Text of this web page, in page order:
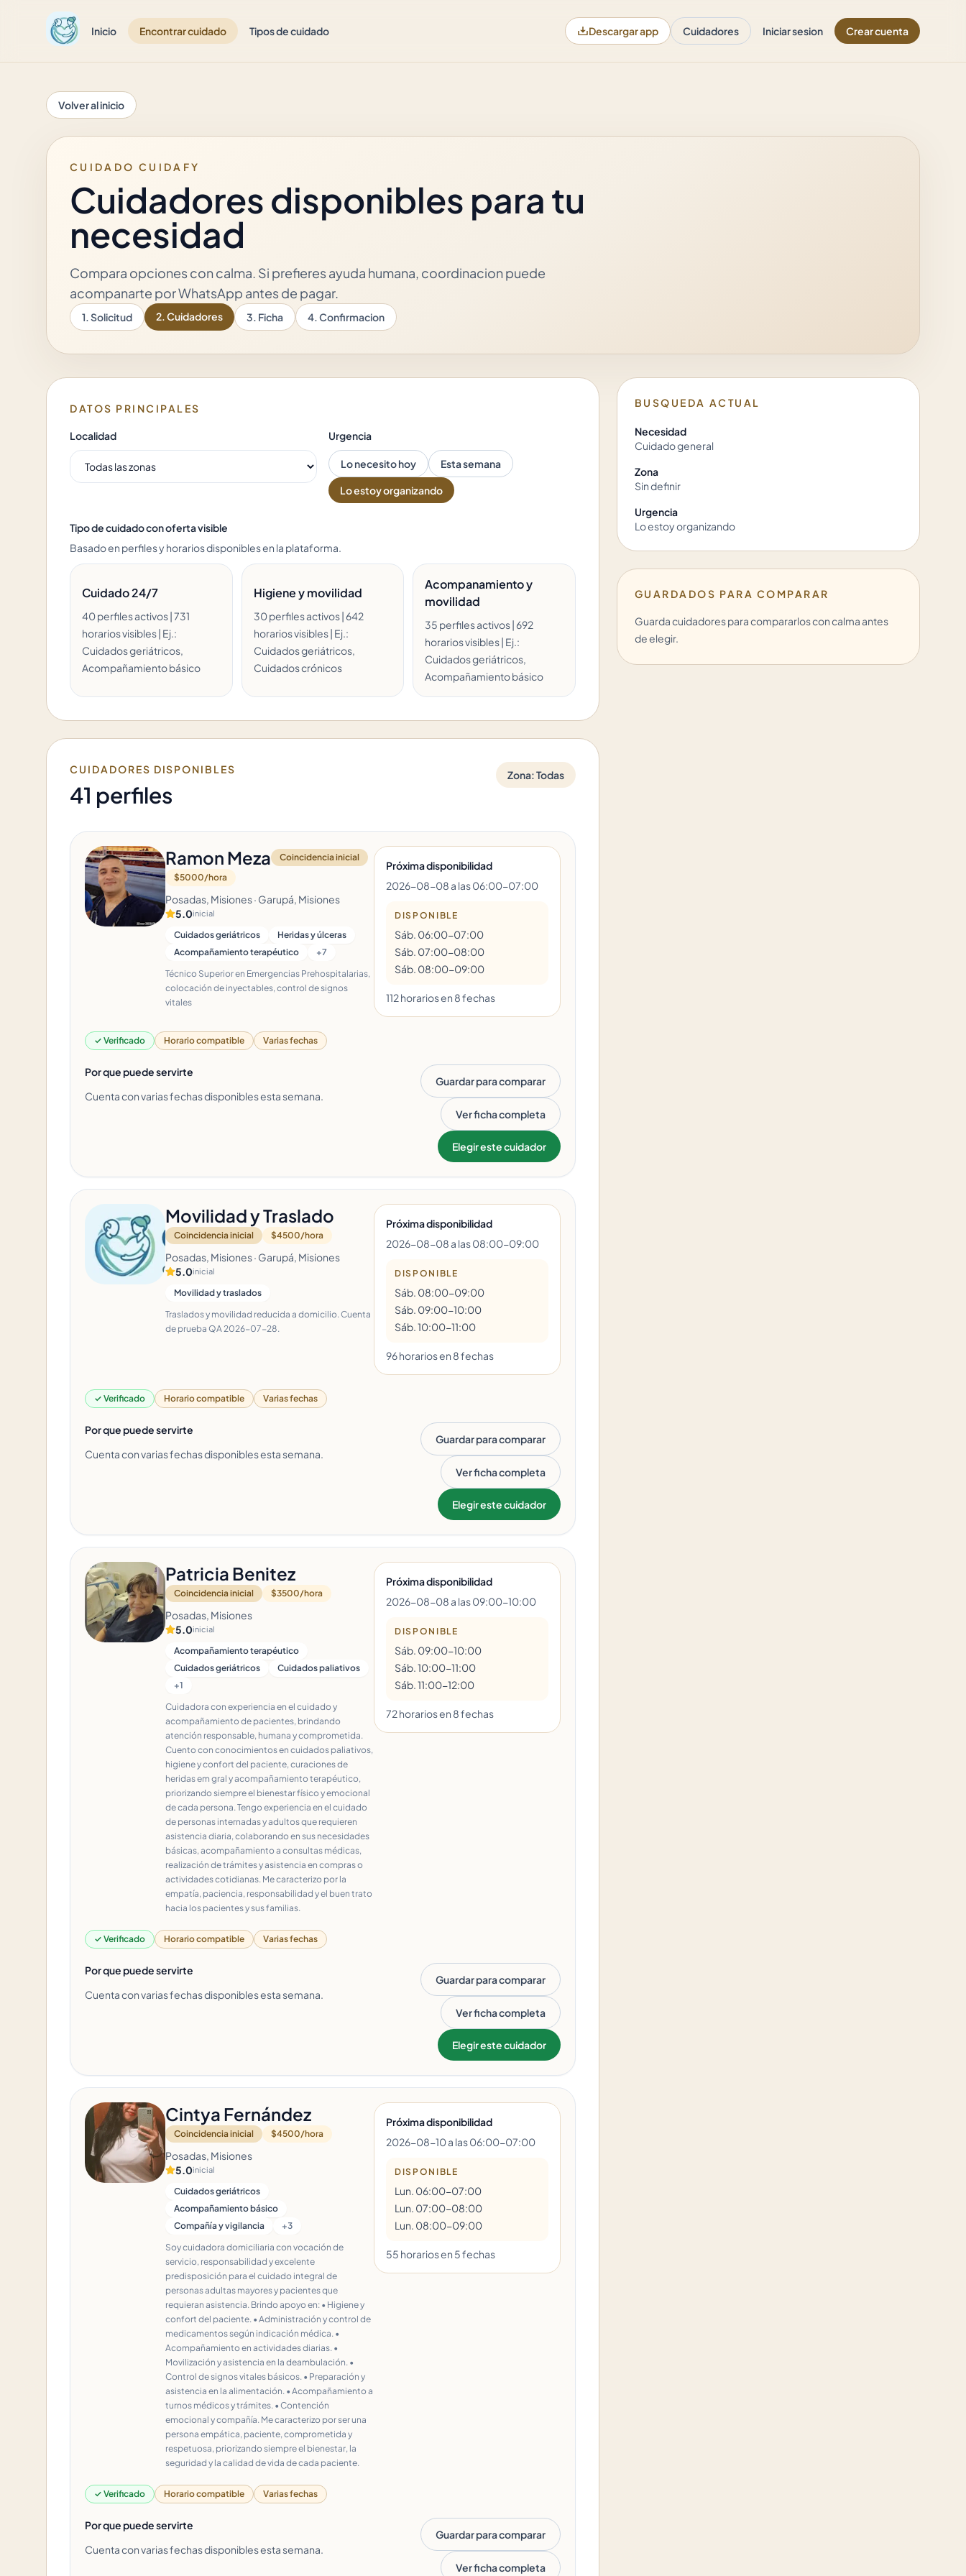
Inicio Encontrar cuidado Tipos de cuidado Descargar app Cuidadores Iniciar sesion Crear cuenta
Volver al inicio
CUIDADO CUIDAFY
Cuidadores disponibles para tu
necesidad
Compara opciones con calma. Si prefieres ayuda humana, coordinacion puede
acompanarte por WhatsApp antes de pagar.
1. Solicitud 2. Cuidadores 3. Ficha 4. Confirmacion
DATOS PRINCIPALES
Localidad Urgencia
Lo necesito hoy Esta semana
Lo estoy organizando
Tipo de cuidado con oferta visible
Basado en perfiles y horarios disponiblesen la plataforma.
Cuidado 24/7
40 perfiles activos | 731
horarios visibles | Ej.:
Cuidados geriátricos,
Acompañamiento básico
Higiene y movilidad
30 perfiles activos | 642
horarios visibles | Ej.:
Cuidados geriátricos,
Cuidados crónicos
Acompanamiento y
movilidad
35 perfiles activos | 692
horarios visibles | Ej.:
Cuidados geriátricos,
Acompañamiento básico
CUIDADORES DISPONIBLES
41 perfiles
Zona:Todas
Ramon Meza
Coincidencia inicial
$5000/hora
Posadas, Misiones · Garupá, Misiones
5.0inicial
Cuidados geriátricos
Heridas y úlceras
Acompañamiento terapéutico
+7
Técnico Superior en Emergencias Prehospitalarias,
colocación de inyectables, control de signos
vitales
Próxima disponibilidad
2026-08-08 a las 06:00-07:00
DISPONIBLE
Sáb. 06:00-07:00
Sáb. 07:00-08:00
Sáb. 08:00-09:00
112horariosen 8fechas
✓ Verificado Horario compatible Varias fechas
Por que puede servirte
Cuenta con varias fechas disponibles esta semana.
Guardar para comparar
Ver ficha completa
Elegir este cuidador
Movilidad y Traslado
Coincidencia inicial $4500/hora
Posadas, Misiones · Garupá, Misiones
5.0inicial
Movilidad y traslados
Traslados y movilidad reducida a domicilio. Cuenta
de prueba QA 2026-07-28.
Próxima disponibilidad
2026-08-08 a las 08:00-09:00
DISPONIBLE
Sáb. 08:00-09:00
Sáb. 09:00-10:00
Sáb. 10:00-11:00
96horariosen 8fechas
✓ Verificado Horario compatible Varias fechas
Por que puede servirte
Cuenta con varias fechas disponibles esta semana.
Guardar para comparar
Ver ficha completa
Elegir este cuidador
Patricia Benitez
Coincidencia inicial $3500/hora
Posadas, Misiones
5.0inicial
Acompañamiento terapéutico
Cuidados geriátricos
Cuidados paliativos
+1
Cuidadora con experiencia en el cuidado y
acompañamiento de pacientes, brindando
atención responsable, humana y comprometida.
Cuento con conocimientos en cuidados paliativos,
higiene y confort del paciente, curaciones de
heridas em gral y acompañamiento terapéutico,
priorizando siempre el bienestar físico y emocional
de cada persona. Tengo experiencia en el cuidado
de personas internadas y adultos que requieren
asistencia diaria, colaborando en sus necesidades
básicas, acompañamiento a consultas médicas,
realización de trámites y asistencia en compras o
actividades cotidianas. Me caracterizo por la
empatía, paciencia, responsabilidad y el buen trato
hacia los pacientes y sus familias.
Próxima disponibilidad
2026-08-08 a las 09:00-10:00
DISPONIBLE
Sáb. 09:00-10:00
Sáb. 10:00-11:00
Sáb. 11:00-12:00
72horariosen 8fechas
✓ Verificado Horario compatible Varias fechas
Por que puede servirte
Cuenta con varias fechas disponibles esta semana.
Guardar para comparar
Ver ficha completa
Elegir este cuidador
Cintya Fernández
Coincidencia inicial $4500/hora
Posadas, Misiones
5.0inicial
Cuidados geriátricos
Acompañamiento básico
Compañía y vigilancia
+3
Soy cuidadora domiciliaria con vocación de
servicio, responsabilidad y excelente
predisposición para el cuidado integral de
personas adultas mayores y pacientes que
requieran asistencia. Brindo apoyo en: • Higiene y
confort del paciente. • Administración y control de
medicamentos según indicación médica. •
Acompañamiento en actividades diarias. •
Movilización y asistencia en la deambulación. •
Control de signos vitales básicos. • Preparación y
asistencia en la alimentación. • Acompañamiento a
turnos médicos y trámites. • Contención
emocional y compañía. Me caracterizo por ser una
persona empática, paciente, comprometida y
respetuosa, priorizando siempre el bienestar, la
seguridad y la calidad de vida de cada paciente.
Próxima disponibilidad
2026-08-10 a las 06:00-07:00
DISPONIBLE
Lun. 06:00-07:00
Lun. 07:00-08:00
Lun. 08:00-09:00
55 horariosen 5fechas
✓ Verificado Horario compatible Varias fechas
Por que puede servirte
Cuenta con varias fechas disponibles esta semana.
Guardar para comparar
Ver ficha completa
BUSQUEDA ACTUAL
Necesidad
Cuidado general
Zona
Sin definir
Urgencia
Lo estoy organizando
GUARDADOS PARA COMPARAR
Guarda cuidadores para compararlos con calma antes
de elegir.